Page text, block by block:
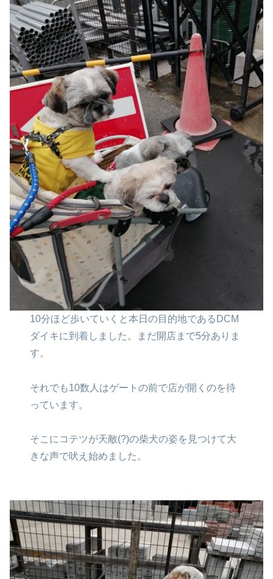
10分ほど歩いていくと本日の目的地であるDCM
ダイキに到着しました。
まだ開店まで5分ありま
す。
それでも10数人はゲートの前で店が開くのを待
っています。
そこにコテツが天敵(?)の柴犬の姿を見つけて大
きな声で吠え始めました。